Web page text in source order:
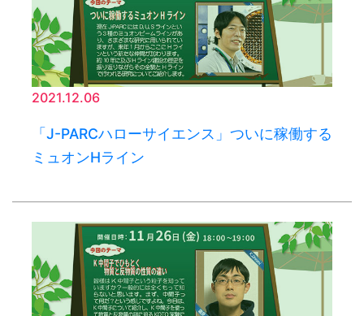
2021.12.06
「J-PARCハローサイエンス」ついに稼働する
ミュオンHライン